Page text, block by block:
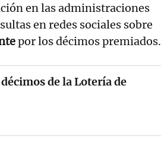
en las administraciones
en redes sociales sobre
por los décimos premiados.
de la Lotería de